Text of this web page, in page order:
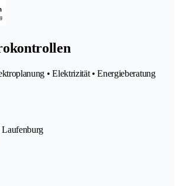
• Elektrizität • Energieberatung
Laufenburg